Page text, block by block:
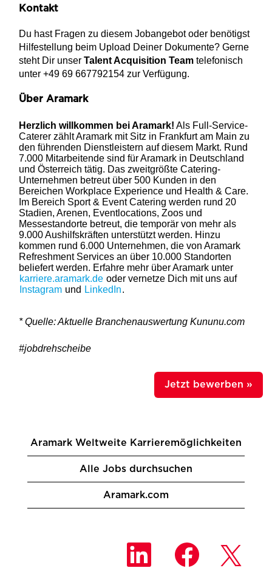
Kontakt
Du hast Fragen zu diesem Jobangebot oder benötigst
Hilfestellung beim Upload Deiner Dokumente? Gerne
steht Dir unser Talent Acquisition Team telefonisch
unter +49 69 667792154 zur Verfügung.
Über Aramark
Herzlich willkommen bei Aramark! Als Full-Service-
Caterer zählt Aramark mit Sitz in Frankfurt am Main zu
den führenden Dienstleistern auf diesem Markt. Rund
7.000 Mitarbeitende sind für Aramark in Deutschland
und Österreich tätig. Das zweitgrößte Catering-
Unternehmen betreut über 500 Kunden in den
Bereichen Workplace Experience und Health & Care.
Im Bereich Sport & Event Catering werden rund 20
Stadien, Arenen, Eventlocations, Zoos und
Messestandorte betreut, die temporär von mehr als
9.000 Aushilfskräften unterstützt werden. Hinzu
kommen rund 6.000 Unternehmen, die von Aramark
Refreshment Services an über 10.000 Standorten
beliefert werden. Erfahre mehr über Aramark unter
karriere.aramark.de oder vernetze Dich mit uns auf
Instagram und LinkedIn.
* Quelle: Aktuelle Branchenauswertung Kununu.com
#jobdrehscheibe
Jetzt bewerben »
Aramark Weltweite Karrieremöglichkeiten
Alle Jobs durchsuchen
Aramark.com
W
r
W
r
W
r